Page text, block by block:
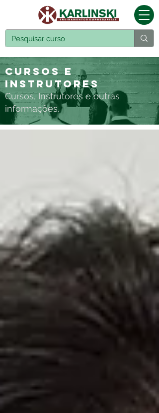
Cursos e
Instrutores
Cursos, Instrutores e outras
informações.